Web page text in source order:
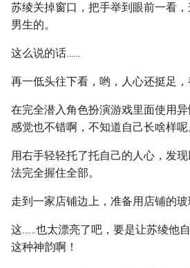
苏绫关掉窗口，把手举到眼前一看
男生的。
这么说的话……
再一低头往下看，哟，人心还挺足，
在完全潜入角色扮演游戏里面使用
感觉也不错啊，不知道自己长啥样呢
用右手轻轻托了托自己的人心，发
法完全握住全部。
走到一家店铺边上，准备用店铺的玻
这……也太漂亮了吧，要是让苏绫他
这种神韵啊！